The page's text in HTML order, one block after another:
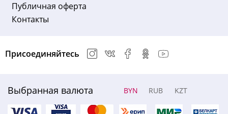
Публичная оферта
Контакты
Выбранная валюта BYN RUB KZT
Присоединяйтесь